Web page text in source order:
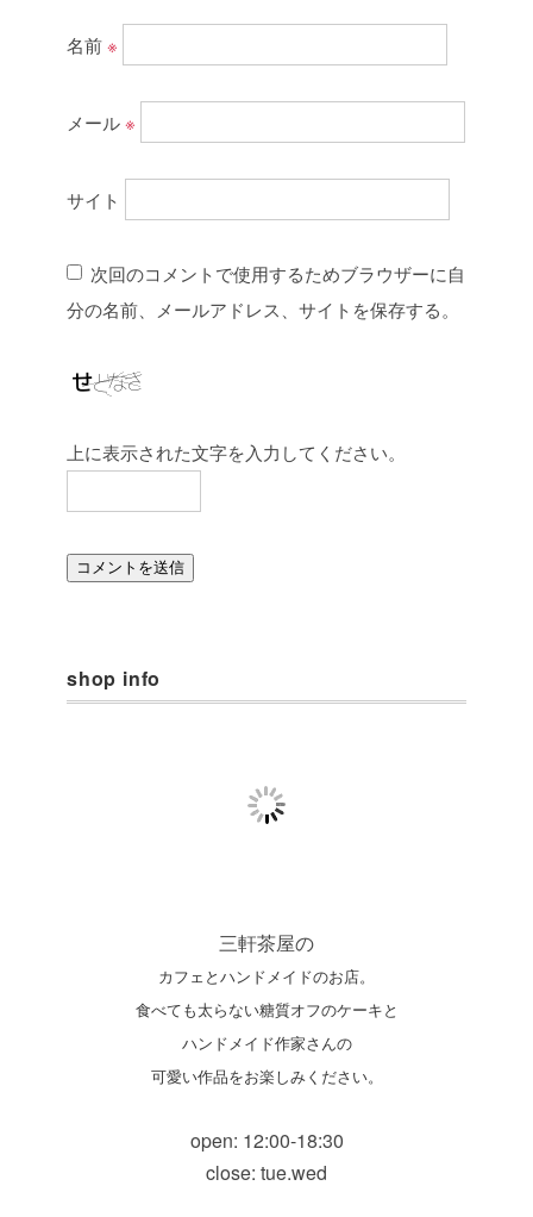
名前※
メール※
サイト
次回のコメントで使用するためブラウザーに自
分の名前、メールアドレス、サイトを保存する。
上に表示された文字を入力してください。
shop info
三軒茶屋の
カフェとハンドメイドのお店。
食べても太らない糖質オフのケーキと
ハンドメイド作家さんの
可愛い作品をお楽しみください。
open: 12:00-18:30
close: tue.wed